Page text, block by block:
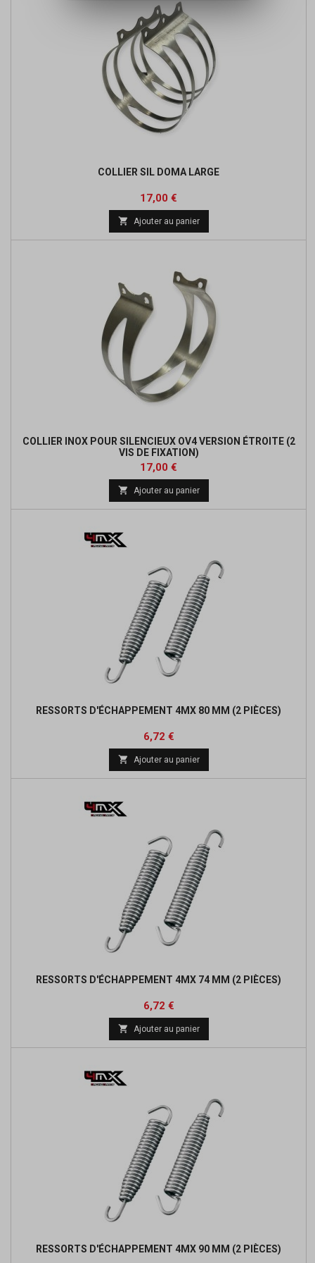
COLLIER SIL DOMA LARGE
Prix
17,00 €
base
 Ajouter au panier
COLLIER INOX POUR SILENCIEUX OV4 VERSION ÉTROITE (2
VIS DE FIXATION)
Prix
17,00 €
base
 Ajouter au panier
RESSORTS D'ÉCHAPPEMENT 4MX 80 MM (2 PIÈCES)
Prix
6,72 €Prix
base
 Ajouter au panier
RESSORTS D'ÉCHAPPEMENT 4MX 74 MM (2 PIÈCES)
Prix
6,72 €Prix
base
 Ajouter au panier
RESSORTS D'ÉCHAPPEMENT 4MX 90 MM (2 PIÈCES)